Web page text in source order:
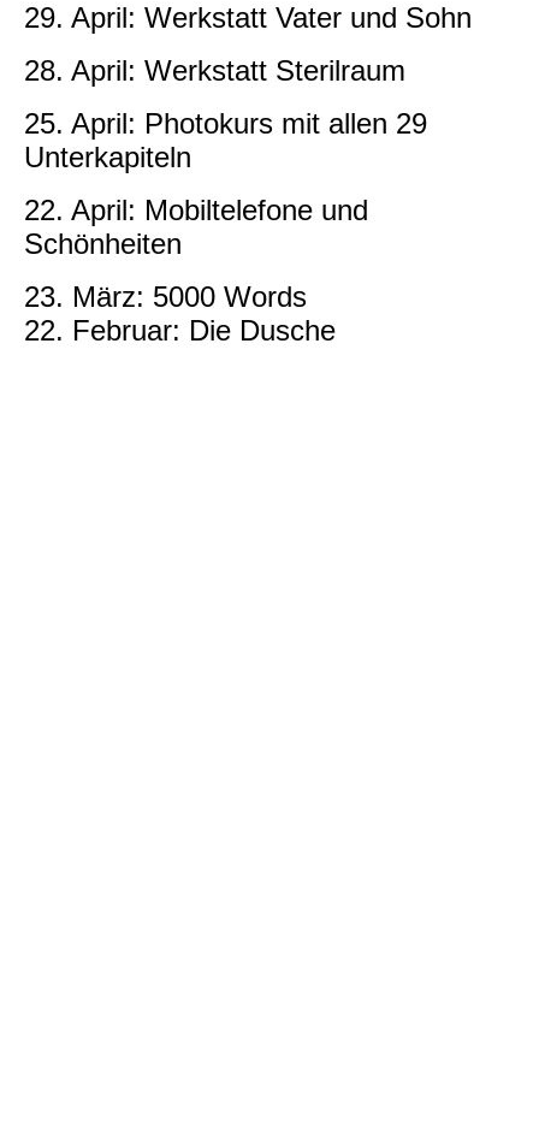
29. April: Werkstatt Vater und Sohn
28. April: Werkstatt Sterilraum
25. April: Photokurs mit allen 29
Unterkapiteln
22. April: Mobiltelefone und
Schönheiten
23. März: 5000 Words
22. Februar: Die Dusche